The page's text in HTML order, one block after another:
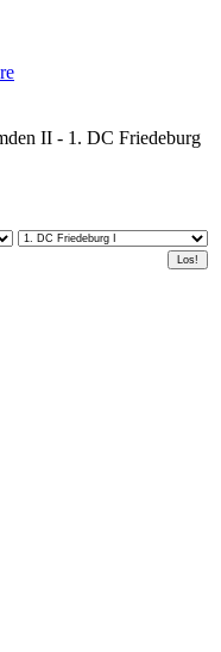
II - 1. DC Friedeburg